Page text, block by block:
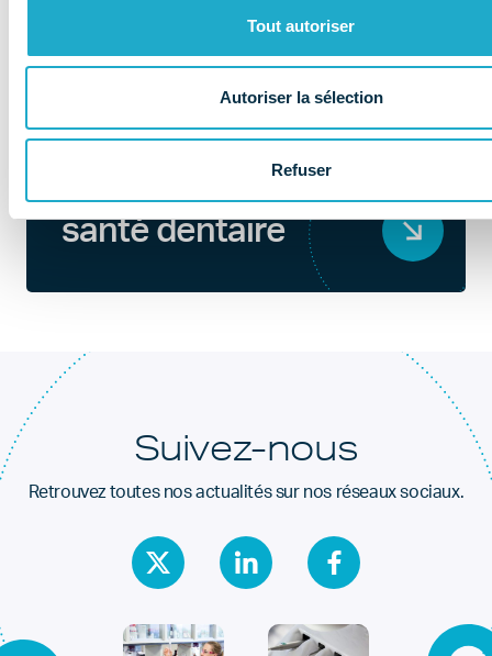
Tout autoriser
Autoriser la sélection
Refuser
Au coeur de la
santé dentaire
Suivez-nous
Retrouvez toutes nos actualités sur nos réseaux sociaux.